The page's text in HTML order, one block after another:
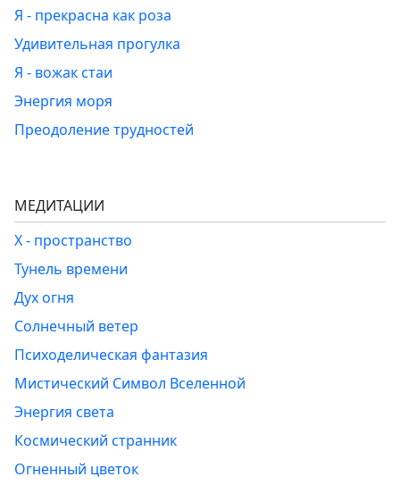
Я - прекрасна как роза
Удивительная прогулка
Я - вожак стаи
Энергия моря
Преодоление трудностей
МЕДИТАЦИИ
Х - пространство
Тунель времени
Дух огня
Солнечный ветер
Психоделическая фантазия
Мистический Символ Вселенной
Энергия света
Космический странник
Огненный цветок